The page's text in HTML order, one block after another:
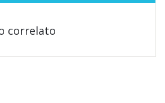
correlato